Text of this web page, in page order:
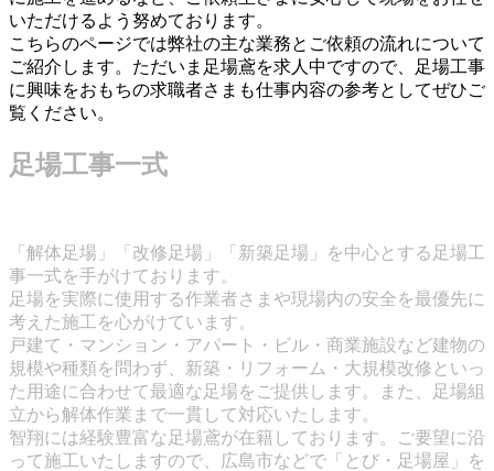
いただけるよう努めております。
こちらのページでは弊社の主な業務とご依頼の流れについて
ご紹介します。ただいま足場鳶を求人中ですので、足場工事
に興味をおもちの求職者さまも仕事内容の参考としてぜひご
覧ください。
足場工事一式
「解体足場」「改修足場」「新築足場」を中心とする足場工
事一式を手がけております。
足場を実際に使用する作業者さまや現場内の安全を最優先に
考えた施工を心がけています。
戸建て・マンション・アパート・ビル・商業施設など建物の
規模や種類を問わず、新築・リフォーム・大規模改修といっ
た用途に合わせて最適な足場をご提供します。また、足場組
立から解体作業まで一貫して対応いたします。
智翔には経験豊富な足場鳶が在籍しております。ご要望に沿
って施工いたしますので、広島市などで「とび・足場屋」を